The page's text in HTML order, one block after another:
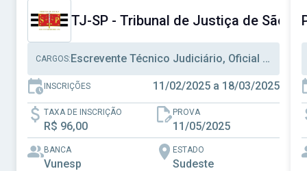
TJ-SP - Tribunal de Justiça de São
CARGOS: Escrevente Técnico Judiciário, Oficial de Justiça, Assistente Social
INSCRIÇÕES 11/02/2025 a 18/03/2025
TAXA DE INSCRIÇÃO
R$ 96,00
PROVA
11/05/2025
BANCA
Vunesp
ESTADO
Sudeste